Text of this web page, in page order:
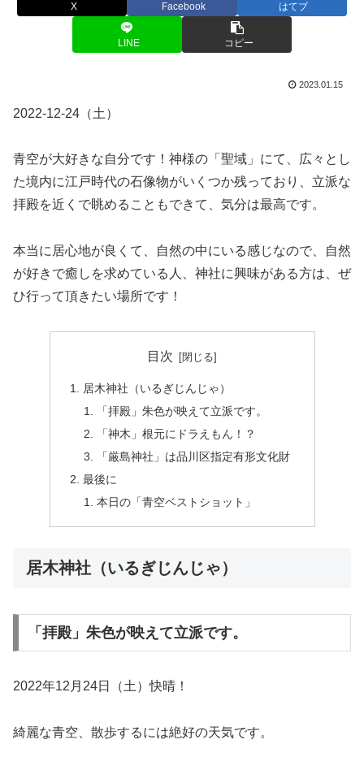
X Facebook はてブ
LINE コピー
2023.01.15
2022-12-24（土）
青空が大好きな自分です！神様の「聖域」にて、広々とし
た境内に江戸時代の石像物がいくつか残っており、立派な
拝殿を近くで眺めることもできて、気分は最高です。
本当に居心地が良くて、自然の中にいる感じなので、自然
が好きで癒しを求めている人、神社に興味がある方は、ぜ
ひ行って頂きたい場所です！
目次
居木神社（いるぎじんじゃ）
「拝殿」朱色が映えて立派です。
「神木」根元にドラえもん！？
「厳島神社」は品川区指定有形文化財
最後に
本日の「青空ベストショット」
居木神社（いるぎじんじゃ）
「拝殿」朱色が映えて立派です。
2022年12月24日（土）快晴！
綺麗な青空、散歩するには絶好の天気です。